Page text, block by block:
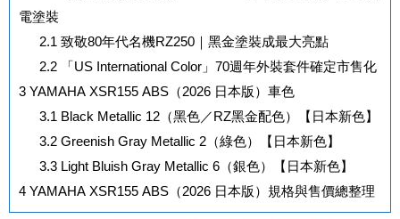
電塗裝
2.1 致敬80年代名機RZ250｜黑金塗裝成最大亮點
2.2「US International Color」70週年外裝套件確定市售化
3 YAMAHA XSR155 ABS（2026 日本版）車色
3.1 Black Metallic 12（黑色／RZ黑金配色）【日本新色】
3.2Greenish Gray Metallic 2（綠色）【日本新色】
3.3Light Bluish Gray Metallic 6（銀色）【日本新色】
4 YAMAHA XSR155 ABS（2026 日本版）規格與售價總整理